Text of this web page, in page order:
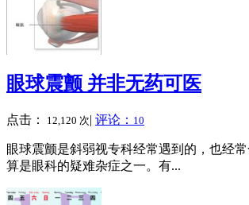
眼球震颤 并非无药可医
点击： 12,120 次| 评论： 10
眼球震颤是斜弱视专科经常遇到的，也经
算是眼科的疑难杂症之一。有...